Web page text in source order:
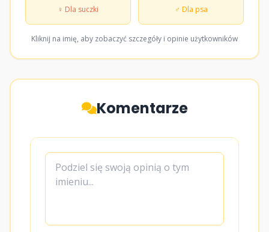
♀ Dla suczki ♂ Dla psa
Kliknij na imię, aby zobaczyć szczegóły i opinie użytkowników
Komentarze